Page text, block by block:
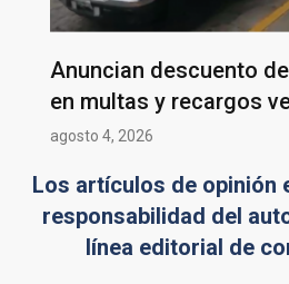
Anuncian descuento
en multas y recargos
agosto 4, 2026
Los artículos de opinión
responsabilidad del
línea editorial de